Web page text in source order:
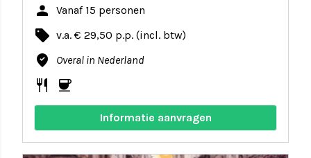
person Vanaf 15 personen
local_offer v.a. € 29,50 p.p. (incl. btw)
where_to_vote Overal in Nederland
restaurant coffee
Informatie aanvragen